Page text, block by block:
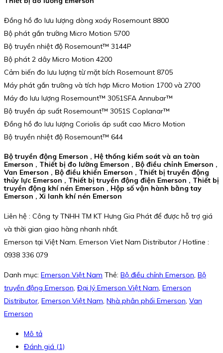
Đồng hồ đo lưu lượng dòng xoáy Rosemount 8800
Bộ phát gắn trường Micro Motion 5700
Bộ truyền nhiệt độ Rosemount™ 3144P
Bộ phát 2 dây Micro Motion 4200
Cảm biến đo lưu lượng từ mặt bích Rosemount 8705
Máy phát gắn trường và tích hợp Micro Motion 1700 và 2700
Máy đo lưu lượng Rosemount™ 3051SFA Annubar™
Bộ truyền áp suất Rosemount™ 3051S Coplanar™
Đồng hồ đo lưu lượng Coriolis áp suất cao Micro Motion
Bộ truyền nhiệt độ Rosemount™ 644
Bộ truyền động Emerson , Hệ thống kiểm soát và an toàn
Emerson , Thiết bị đo lường Emerson , Bộ điều chỉnh Emerson ,
Van Emerson , Bộ điều khiển Emerson , Thiết bị truyền động
thủy lực Emerson , Thiết bị truyền động điện Emerson , Thiết bị
truyền động khí nén Emerson , Hộp số vận hành bằng tay
Emerson , Xi lanh khí nén Emerson
Liên hệ : Công ty TNHH TM KT Hưng Gia Phát để được hỗ trợ giá
và thời gian giao hàng nhanh nhất.
Emerson tại Việt Nam. Emerson Viet Nam Distributor / Hotline :
0938 336 079
Danh mục: Emerson Việt Nam Thẻ: Bộ điều chỉnh Emerson, Bộ
truyền động Emerson, Đại lý Emerson Việt Nam, Emerson
Distributor, Emerson Việt Nam, Nhà phân phối Emerson, Van
Emerson
Mô tả
Đánh giá (1)